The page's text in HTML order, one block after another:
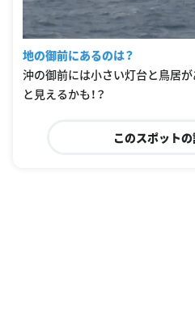
地の御前にあるのは？
沖の御前には小さい灯台と鳥居
と見えるかも！？
このスポット